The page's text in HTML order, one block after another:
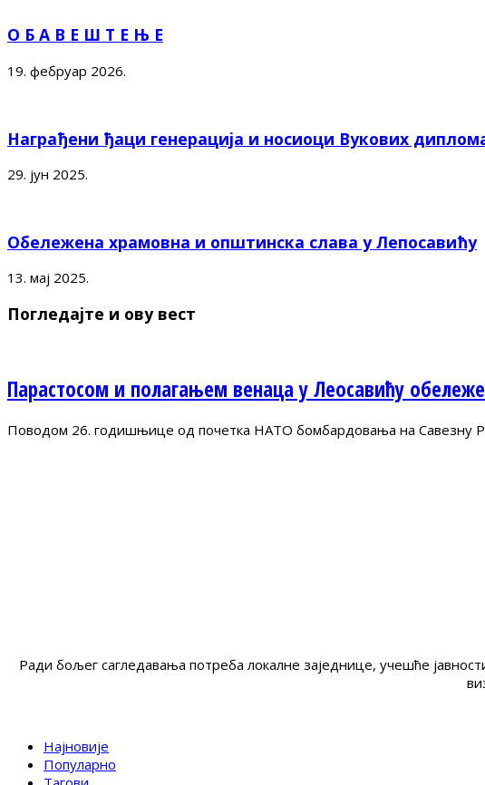
О Б А В Е Ш Т Е Њ Е
19. фебруар 2026.
Награђени ђаци генерација и носиоци Вукових
29. јун 2025.
Обележена храмовна и општинска слава у Лепосавићу
13. мај 2025.
Погледајте и ову вест
Парастосом и полагањем венаца у Леосавићу
Поводом 26. годишњице од почетка НАТО бомбардовања на Савезну
Ради бољег сагледавања потреба локалне заједнице, учешће
Најновије
Популарно